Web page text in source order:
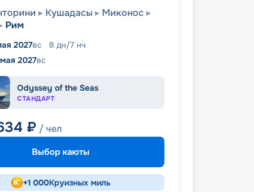
Кушадасы
Миконос
Рим
2027вс 8 дн/7 нч
2027вс
Odyssey of the Seas
СТАНДАРТ
₽ / чел
Выбор каюты
+1 000Круизных миль